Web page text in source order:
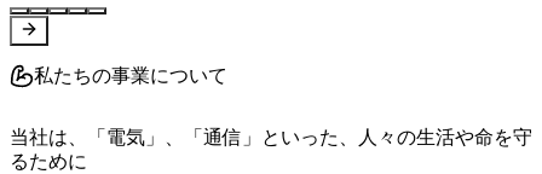
私たちの事業について
当社は、「電気」、「通信」といった、人々の生活や命を守
るために